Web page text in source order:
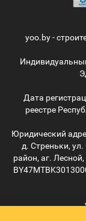
yoo.by -
Дата
реестре
Юридический
д. Стреньки, ул.
район, аг.